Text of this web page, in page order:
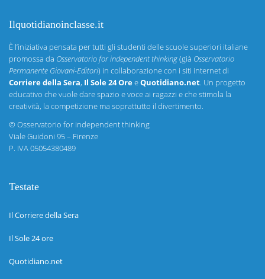
Ilquotidianoinclasse.it
È l’iniziativa pensata per tutti gli studenti delle scuole superiori italiane
promossa da Osservatorio for independent thinking(già Osservatorio
Permanente Giovani-Editori) in collaborazione con i siti internet di
Corriere della Sera, Il Sole 24 OreeQuotidiano.net. Un progetto
educativo che vuole dare spazio e voce ai ragazzi e che stimola la
creatività, la competizione ma soprattutto il divertimento.
©Osservatorio for independent thinking
Viale Guidoni 95 – Firenze
P. IVA 05054380489
Testate
Il Corriere della Sera
Il Sole 24 ore
Quotidiano.net